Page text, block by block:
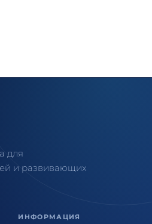
для
и развивающих
ИНФОРМАЦИЯ